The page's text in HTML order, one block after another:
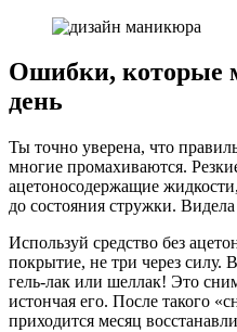
Ошибки, которые
день
Ты точно уверена, что
многие промахиваются.
ацетоносодержащие
до состояния стружки.
Используй средство без
покрытие, не три через силу.
гель-лак или шеллак! Это
истончая его. После такого
приходится месяц